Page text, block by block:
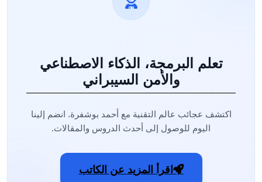
تعلم البرمجة، الذكاء الاصطناعي
والأمن السيبراني
اكتشف عجائب عالم التقنية مع أحمد بوشفرة. انضم إلينا
اليوم للوصول إلى أحدث الدروس والمقالات.
اقرأ المزيد عن الكاتب